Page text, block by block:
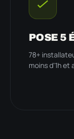
POSE 5
78+
moins d'1h et